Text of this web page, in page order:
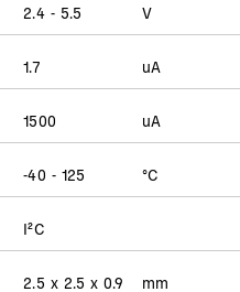
2.4 - 5.5 V
1.7 uA
1500 uA
-40 - 125 °C
I²C
2.5 x 2.5 x 0.9 mm